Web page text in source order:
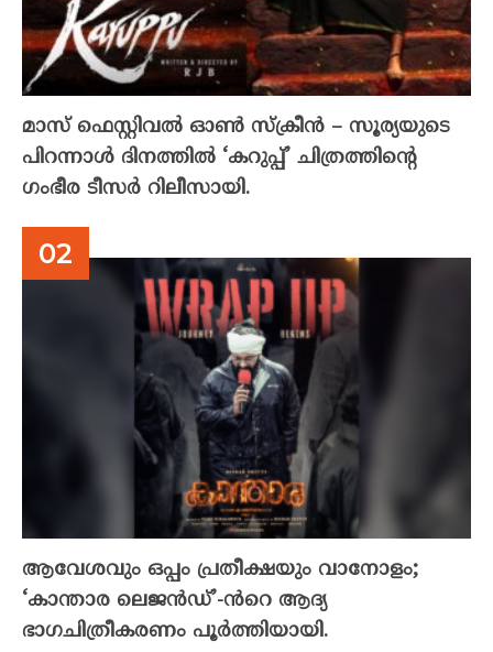
മാസ് ഫെസ്റ്റിവൽ ഓൺ സ്‌ക്രീൻ – സൂര്യയുടെ
പിറന്നാൾ ദിനത്തിൽ ‘കറുപ്പ്’ ചിത്രത്തിന്റെ
ഗംഭീര ടീസർ റിലീസായി.
ആവേശവും ഒപ്പം പ്രതീക്ഷയും വാനോളം;
‘കാന്താര ലെജൻഡ്’-ൻറെ ആദ്യ
ഭാഗചിത്രീകരണം പൂർത്തിയായി.